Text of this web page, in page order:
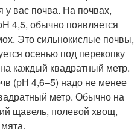
у вас почва. На почвах,
4,5, обычно появляется
Это сильнокислые почвы,
осенью под перекопку
каждый квадратный метр.
(рН 4,6–5) надо не менее
метр. Обычно на
щавель, полевой хвощ,